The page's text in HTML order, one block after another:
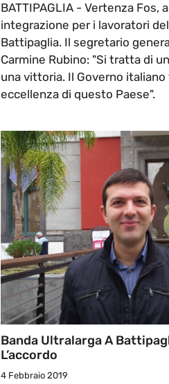
BATTIPAGLIA - Vertenza Fos,
integrazione per i lavoratori
Battipaglia. Il segretario
Carmine Rubino: "Si tratta di
una vittoria. Il Governo
eccellenza di questo Paese".
Banda Ultralarga A
L’accordo
4 Febbraio 2019